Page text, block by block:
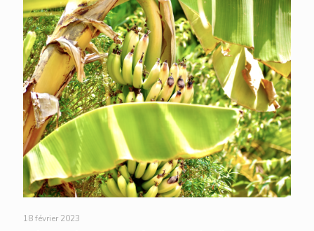
18 février 2023